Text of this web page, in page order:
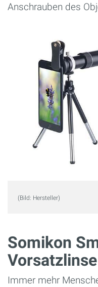
Anschrauben des
(Bild: Hersteller)
Somikon
Vorsatzlinse
Immer mehr